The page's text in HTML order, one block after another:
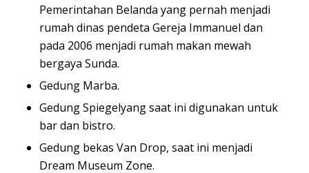
Pemerintahan Belanda yang pernah menjadi
rumah dinas pendeta Gereja Immanuel dan
pada 2006 menjadi rumah makan mewah
bergaya Sunda.
Gedung Marba.
Gedung Spiegelyang saat ini digunakan untuk
bar dan bistro.
Gedung bekas Van Drop, saat ini menjadi
Dream Museum Zone.